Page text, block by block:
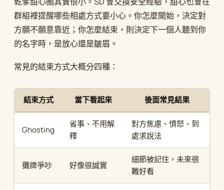
群組裡提醒哪些相處方式要小心。你怎麼開始，決定對
方願不願意靠近；你怎麼結束，則決定下一個人聽到你
的名字時，是放心還是皺眉。
常見的結束方式大概分四種：
結束方式 當下看起來 後面常見結果
Ghosting
省事、不用解
釋
對方焦慮、憤怒、到
處求說法
攤牌爭吵 好像很誠實
細節被記住，未來很
難好看